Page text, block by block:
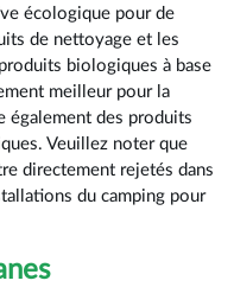
écologique pour de
de nettoyage et les
biologiques à base
meilleur pour la
également des produits
Veuillez noter que
directement rejetés dans
du camping pour